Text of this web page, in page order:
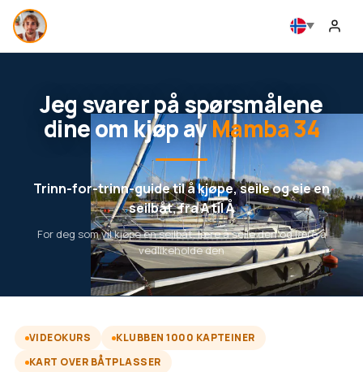
Jeg svarer på spørsmålene
dine om kjøp avMamba 34
Trinn-for-trinn-guide til å kjøpe, seile og eie en
seilbåt, fra A til Å
For deg som vil kjøpe en seilbåt, lære å seile den og lære å
vedlikeholde den
VIDEOKURS
KLUBBEN 1000 KAPTEINER
KART OVER BÅTPLASSER